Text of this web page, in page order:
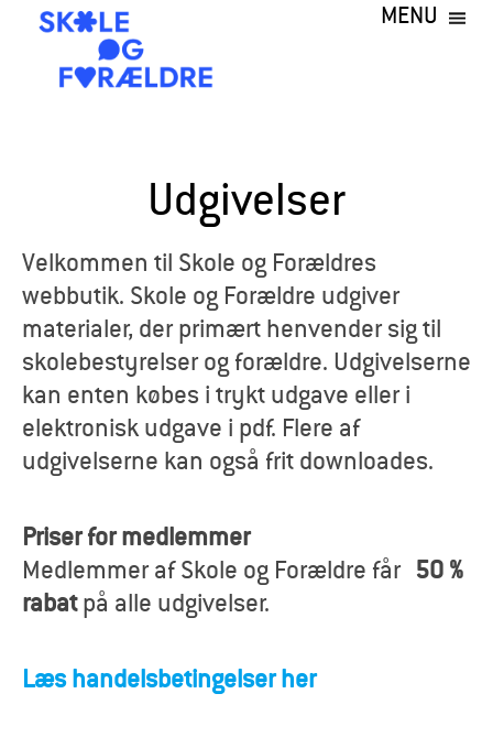
hovedindhold
l
e
o
g
F
r
æ
d
MENU
Udgivelser
Velkommen til Skole og Forældres
webbutik. Skole og Forældre udgiver
materialer, der primært henvender sig til
skolebestyrelser og forældre. Udgivelserne
kan enten købes i trykt udgave eller i
elektronisk udgave i pdf. Flere af
udgivelserne kan også frit downloades.
Priser for medlemmer
Medlemmer af Skole og Forældre får 50 %
rabatpå alle udgivelser.
Læs handelsbetingelser her